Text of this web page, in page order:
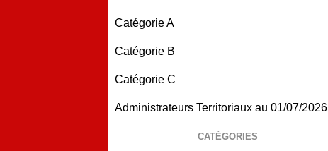
Catégorie A
Catégorie B
Catégorie C
Administrateurs Territoriaux au 01/07/2026
CATÉGORIES